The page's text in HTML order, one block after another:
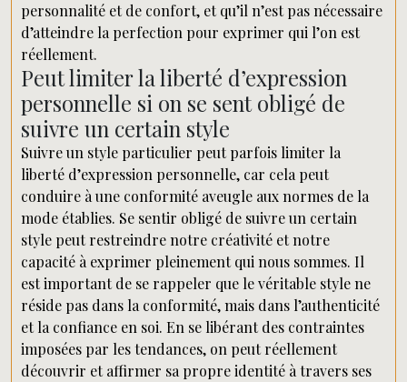
personnalité et de confort, et qu’il n’est pas nécessaire
d’atteindre la perfection pour exprimer qui l’on est
réellement.
Peut limiter la liberté d’expression
personnelle si on se sent obligé de
suivre un certain style
Suivre un style particulier peut parfois limiter la
liberté d’expression personnelle, car cela peut
conduire à une conformité aveugle aux normes de la
mode établies. Se sentir obligé de suivre un certain
style peut restreindre notre créativité et notre
capacité à exprimer pleinement qui nous sommes. Il
est important de se rappeler que le véritable style ne
réside pas dans la conformité, mais dans l’authenticité
et la confiance en soi. En se libérant des contraintes
imposées par les tendances, on peut réellement
découvrir et affirmer sa propre identité à travers ses